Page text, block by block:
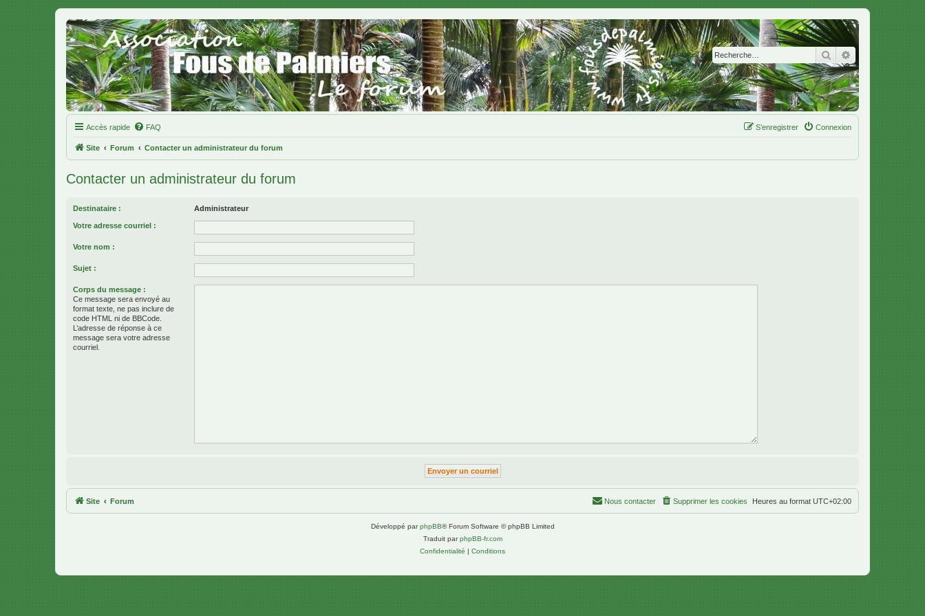
Rechercher
Accès rapide FAQ Connexion
S’enregistrer
Site Forum Contacter un administrateur du forum
Contacter un administrateur du forum
Destinataire : Administrateur
Votre adresse courriel :
Votre nom :
Sujet :
Corps du message :
Ce message sera envoyé au
format texte, ne pas inclure de
code HTML ni de BBCode.
L’adresse de réponse à ce
message sera votre adresse
courriel.
Site Forum Heures au format UTC+02:00
Supprimer les cookies
Nous contacter
Développé parphpBB® Forum Software © phpBB Limited
Traduit parphpBB-fr.com
Confidentialité | Conditions